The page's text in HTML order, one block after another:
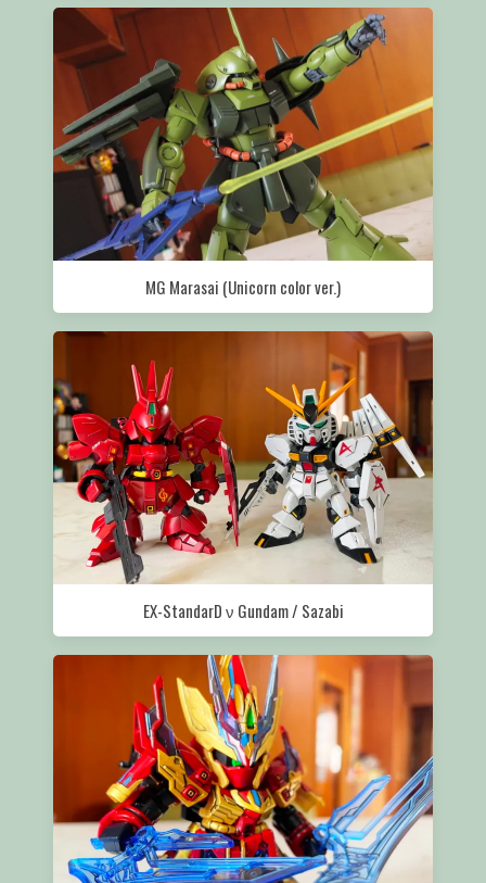
MG Marasai (Unicorn color ver.)
EX-StandarD ν Gundam / Sazabi